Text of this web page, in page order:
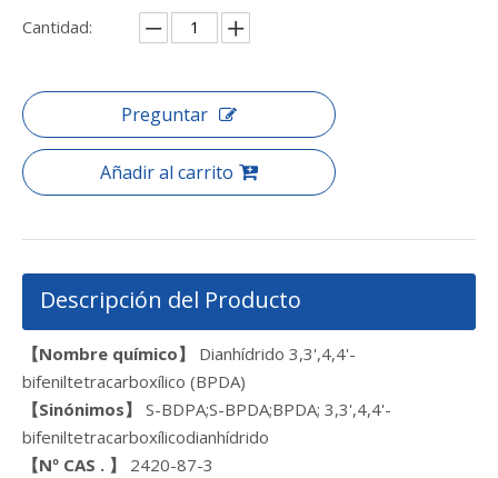
Cantidad:
Preguntar
Añadir al carrito
Descripción del Producto
【Nombre químico】 Dianhídrido 3,3',4,4'-
bifeniltetracarboxílico (BPDA)
【Sinónimos】 S-BDPA;S-BPDA;BPDA; 3,3',4,4'-
bifeniltetracarboxílicodianhídrido
【Nº CAS . 】 2420-87-3